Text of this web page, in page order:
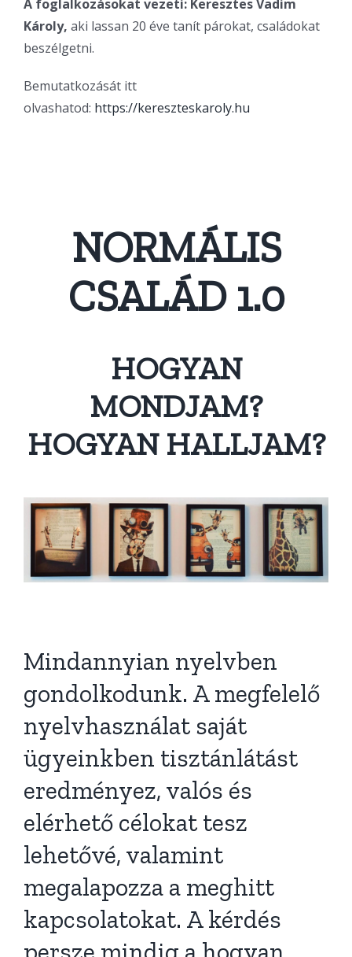
A foglalkozásokat vezeti: Keresztes Vadim
Károly, aki lassan 20 éve tanít párokat, családokat
beszélgetni.
Bemutatkozását itt
olvashatod: https://kereszteskaroly.hu
NORMÁLIS
CSALÁD 1.0
HOGYAN
MONDJAM?
HOGYAN HALLJAM?
Mindannyian nyelvben
gondolkodunk. A megfelelő
nyelvhasználat saját
ügyeinkben tisztánlátást
eredményez, valós és
elérhető célokat tesz
lehetővé, valamint
megalapozza a meghitt
kapcsolatokat. A kérdés